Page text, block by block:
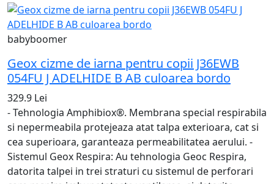
babyboomer
Geox cizme de iarna pentru copii J36EWB
054FU J ADELHIDE B AB culoarea bordo
329.9 Lei
- Tehnologia Amphibiox®. Membrana special respirabila
si nepermeabila protejeaza atat talpa exterioara, cat si
cea superioara, garanteaza permeabilitatea aerului. -
Sistemul Geox Respira: Au tehnologia Geoc Respira,
datorita talpei in trei straturi cu sistemul de perforari